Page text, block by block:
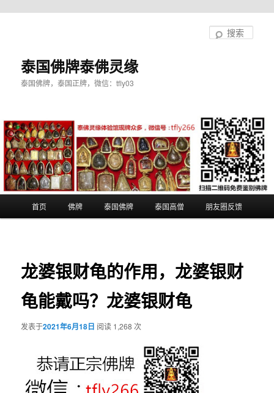
泰国佛牌泰佛灵缘
泰国佛牌，泰国正牌，微信：tfly03
首页 佛牌 泰国佛牌 泰国高僧 朋友圈反馈
龙婆银财龟的作用，龙婆银财
龟能戴吗？龙婆银财龟
发表于2021年6月18日 阅读 1,268 次